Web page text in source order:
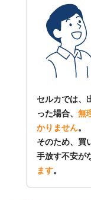
セルカでは、
った場合、 無
かりません。
そのため、買
手放す不安が
ます。